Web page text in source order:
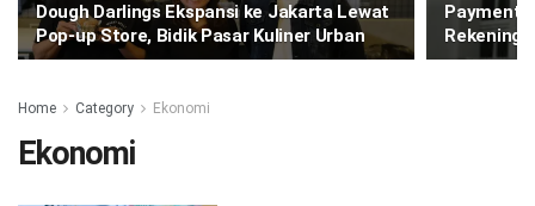
Dough Darlings Ekspansi ke Jakarta Lewat
Pop-up Store, Bidik Pasar Kuliner Urban
Payment
Rekening
Home Category Ekonomi
Ekonomi